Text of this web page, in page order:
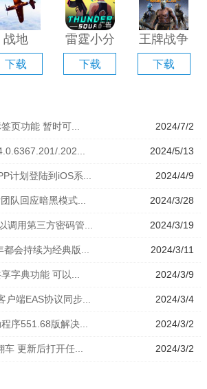
战地
电
版「含
下载
雷霆小分
队电脑版
「含模拟
下载
王牌战争
手游电脑
版「含模
下载
2024/7/2
页功能 暂时可...
2024/5/13
.202...
2024/4/9
计划登陆到iOS系...
2024/3/28
队回应暗黑模式...
2024/3/19
调用第三方密码管...
2024/3/11
会持续为经典版...
2024/3/9
字典功能 可以...
2024/3/4
端EAS协议同步...
2024/3/2
序551.68版解决...
2024/3/2
更新后打开任...